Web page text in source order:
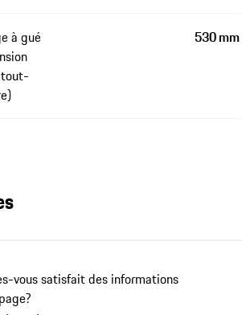
à gué
530 mm
vous satisfait des informations